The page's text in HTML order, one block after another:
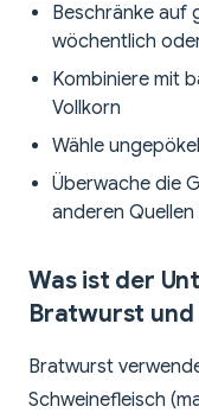
Beschränke auf
wöchentlich
Kombiniere mit
Vollkorn
Wähle
Überwache die
anderen Quellen
Was ist der
Bratwurst und
Bratwurst
Schweinefleisch